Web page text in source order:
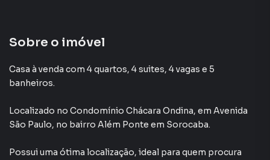
Porcelanato
Ar-Condicionado
Sobre o imóvel
Casa à venda com 4 quartos, 4 suites, 4 vagas e 5
banheiros.
Localizado no Condomínio Chácara Ondina, em Avenida
São Paulo, no bairro Além Ponte em Sorocaba.
Possui uma ótima localização, ideal para quem procura